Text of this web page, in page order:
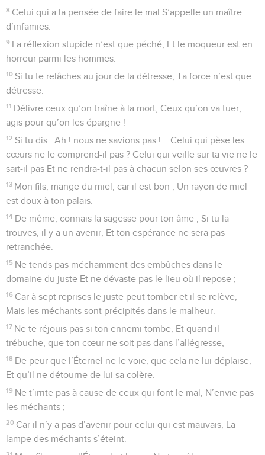
8 Celui qui a la pensée de faire le mal S’appelle un maître
d’infamies.
9 La réflexion stupide n’est que péché, Et le moqueur est en
horreur parmi les hommes.
10 Si tu te relâches au jour de la détresse, Ta force n’est que
détresse.
11 Délivre ceux qu’on traîne à la mort, Ceux qu’on va tuer,
agis pour qu’on les épargne !
12 Si tu dis : Ah ! nous ne savions pas !... Celui qui pèse les
cœurs ne le comprend-il pas ? Celui qui veille sur ta vie ne le
sait-il pas Et ne rendra-t-il pas à chacun selon ses œuvres ?
13 Mon fils, mange du miel, car il est bon ; Un rayon de miel
est doux à ton palais.
14 De même, connais la sagesse pour ton âme ; Si tu la
trouves, il y a un avenir, Et ton espérance ne sera pas
retranchée.
15 Ne tends pas méchamment des embûches dans le
domaine du juste Et ne dévaste pas le lieu où il repose ;
16 Car à sept reprises le juste peut tomber et il se relève,
Mais les méchants sont précipités dans le malheur.
17 Ne te réjouis pas si ton ennemi tombe, Et quand il
trébuche, que ton cœur ne soit pas dans l’allégresse,
18 De peur que l’Éternel ne le voie, que cela ne lui déplaise,
Et qu’il ne détourne de lui sa colère.
19 Ne t’irrite pas à cause de ceux qui font le mal, N’envie pas
les méchants ;
20 Car il n’y a pas d’avenir pour celui qui est mauvais, La
lampe des méchants s’éteint.